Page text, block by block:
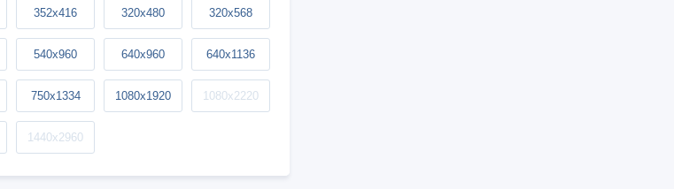
352x416 320x480 320x568
540x960 640x960 640x1136
750x1334 1080x1920 1080x2220
1440x2960